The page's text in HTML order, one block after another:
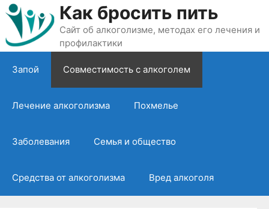
Перейти
содержимому
Как бросить пить
Сайт об алкоголизме, методах его лечения и
профилактики
Запой Совместимость с алкоголем
Лечение алкоголизма Похмелье
Заболевания Семья и общество
Средства от алкоголизма Вред алкоголя